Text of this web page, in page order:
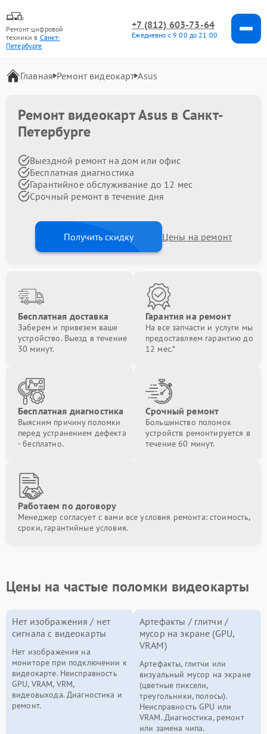
Ремонт цифровой
техники в Санкт-
Петербурге
+7 (812) 603-73-64
Ежедневно с 9:00 до 21:00
Главная Ремонт видеокарт Asus
Ремонт видеокарт Asus в Санкт-
Петербурге
Выездной ремонт на дом или офис
Бесплатная диагностика
Гарантийное обслуживание до 12 мес
Срочный ремонт в течение дня
Получить скидку Цены на ремонт
Бесплатная доставка
Заберем и привезем ваше
устройство. Выезд в течение
30 минут.
Гарантия на ремонт
На все запчасти и услуги мы
предоставляем гарантию до
12 мес.*
Бесплатная диагностика
Выясним причину поломки
перед устранением дефекта
- бесплатно.
Срочный ремонт
Большинство поломок
устройств ремонтируется в
течение 60 минут.
Работаем по договору
Менеджер согласует с вами все условия ремонта: стоимость,
сроки, гарантийные условия.
Цены на частые поломки видеокарты
Нет изображения / нет
сигнала с видеокарты
Нет изображения на
мониторе при подключении к
видеокарте. Неисправность
GPU, VRAM, VRM,
видеовыхода. Диагностика и
ремонт.
Артефакты / глитчи /
мусор на экране (GPU,
VRAM)
Артефакты, глитчи или
визуальный мусор на экране
(цветные пиксели,
треугольники, полосы).
Неисправность GPU или
VRAM. Диагностика, ремонт
или замена чипа.